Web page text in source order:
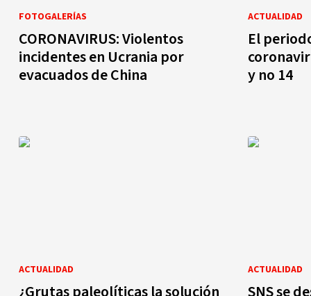
FOTOGALERÍAS
CORONAVIRUS: Violentos
incidentes en Ucrania por
evacuados de China
ACTUALIDAD
El
y no 14
ACTUALIDAD ACTUALIDAD